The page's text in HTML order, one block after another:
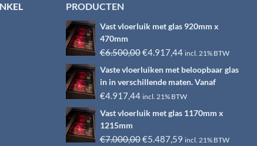
PRODUCTEN
Vast vloerluik met glas 920mm x
470mm
€6.500,00Oorspronkelijke
prijs
was:
€6.500,00.
€4.917,44Huidige
prijs
is:
€4.917,44.
incl. 21% BTW
Vaste vloerluiken met beloopbaar glas
in in verschillende maten. Vanaf
€4.917,44 incl. 21% BTW
Vast vloerluik met glas 1170mm x
1215mm
€7.000,00Oorspronkelijke
€5.487,59Huidige
incl. 21% BTW